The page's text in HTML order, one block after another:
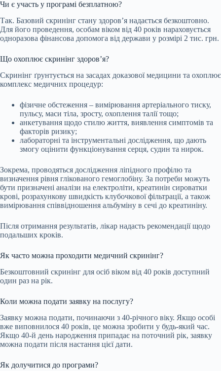
Чи є участь у програмі безплатною?
Так. Базовий скринінг стану здоров’я надається безкоштовно.
Для його проведення, особам віком від 40 років нараховується
одноразова фінансова допомога від держави у розмірі 2 тис. грн.
Що охоплює скринінг здоров’я?
Скринінг ґрунтується на засадах доказової медицини та охоплює
комплекс медичних процедур:
фізичне обстеження – вимірювання артеріального тиску,
пульсу, маси тіла, зросту, охоплення талії тощо;
анкетування щодо стилю життя, виявлення симптомів та
факторів ризику;
лабораторні та інструментальні дослідження, що дають
змогу оцінити функціонування серця, судин та нирок.
Зокрема, проводяться дослідження ліпідного профілю та
визначення рівня глікованого гемоглобіну. За потреби можуть
бути призначені аналізи на електроліти, креатинін сироватки
крові, розрахункову швидкість клубочкової фільтрації, а також
вимірювання співвідношення альбуміну в сечі до креатиніну.
Після отримання результатів, лікар надасть рекомендації щодо
подальших кроків.
Як часто можна проходити медичний скринінг?
Безкоштовний скринінг для осіб віком від 40 років доступний
один раз на рік.
Коли можна подати заявку на послугу?
Заявку можна подати, починаючи з 40-річного віку. Якщо особі
вже виповнилося 40 років, це можна зробити у будь-який час.
Якщо 40-й день народження припадає на поточний рік, заявку
можна подати після настання цієї дати.
Як долучитися до програми?